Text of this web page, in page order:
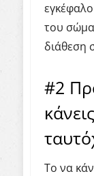
του
διάθεση
#2
Το να